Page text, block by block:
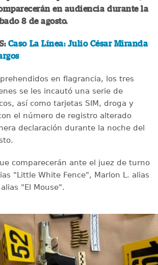
en audiencia durante la
8 de agosto.
Caso La Línea: Julio César Miranda
en flagrancia, los tres
se les incautó una serie de
así como tarjetas SIM, droga y
el número de registro alterado
declaración durante la noche del
comparecerán ante el juez de turno
"Little White Fence", Marlon L. alias
"El Mouse".